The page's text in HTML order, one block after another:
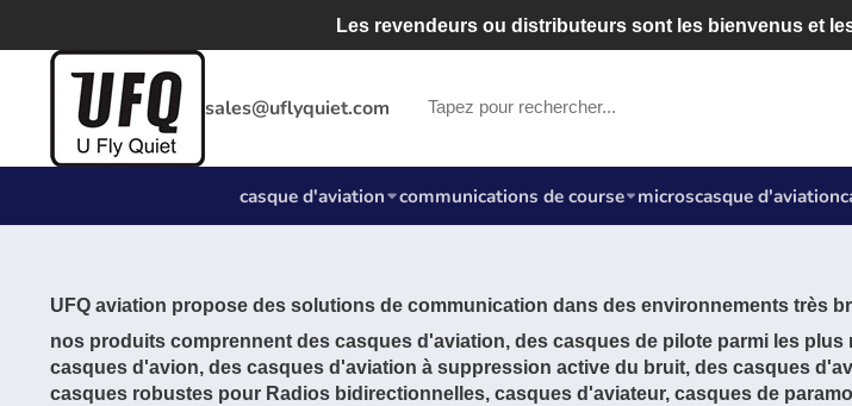
Les revendeurs ou distributeurs sont les bienvenus et
sales@uflyquiet.com
casque d'aviation communications de course microscasque d'aviation
UFQ aviation propose des solutions de communication dans des environnements très
nos produits comprennent des casques d'aviation, des casques de pilote parmi les
casques d'avion, des casques d'aviation à suppression active du bruit, des casques
casques robustes pour Radios bidirectionnelles, casques d'aviateur, casques de